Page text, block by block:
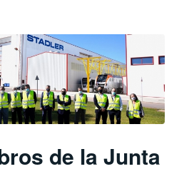
de la Junta